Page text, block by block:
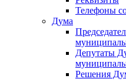
Телефоны
Дума
Депутаты
Решения